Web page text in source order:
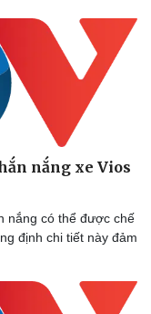
- Gia đình
nắng xe Vios
nắng có thể được chế
định chi tiết này đảm